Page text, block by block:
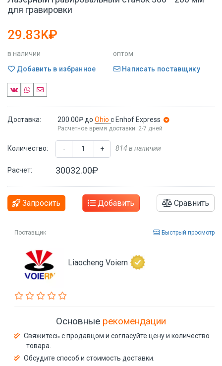
для гравировки
29.83K₽
в наличии
оптом
Добавить в избранное
Написать поставщику
Доставка: 200.00₽ до Ohio с Enhof Express
Расчетное время доставки: 2-7 дней
Количество: - + 814 в наличии
Расчет: 30032.00₽
Запросить Добавить Сравнить
Поставщик Быстрый просмотр
Liaocheng Voiern
Основные рекомендации
Свяжитесь с продавцом и согласуйте цену и количество
товара.
Обсудите способ и стоимость доставки.